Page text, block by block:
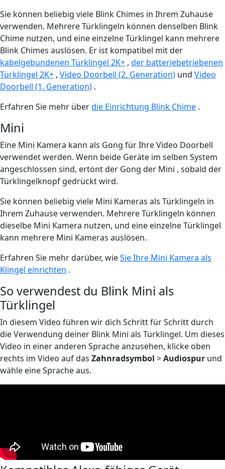
Sie können beliebig viele Blink Chimes in Ihrem Zuhause
verwenden. Mehrere Türklingeln können denselben Blink
Chime nutzen, und eine einzelne Türklingel kann mehrere
Blink Chimes auslösen. Er ist kompatibel mit der
kabelgebundenen Türklingel 2K+ , der batteriebetriebenen
Türklingel 2K+ , Video Doorbell (2. Generation) und Video
Doorbell (1. Generation) .
Erfahren Sie mehr überdie Einrichtung Blink Chime .
Mini
Eine Mini Kamera kann als Gong für Ihre Video Doorbell
verwendet werden. Wenn beide Geräte im selben System
angeschlossen sind, ertönt der Gong der Mini , sobald der
Türklingelknopf gedrückt wird.
Sie können beliebig viele Mini Kameras als Türklingeln in
Ihrem Zuhause verwenden. Mehrere Türklingeln können
dieselbe Mini Kamera nutzen, und eine einzelne Türklingel
kann mehrere Mini Kameras auslösen.
Erfahren Sie mehr darüber, wieSie Ihre Mini Kamera als
Klingel einrichten .
So verwendest du Blink Mini als
Türklingel
In diesem Video führen wir dich Schritt für Schritt durch
die Verwendung deiner Blink Mini als Türklingel. Um dieses
Video in einer anderen Sprache anzusehen, klicke oben
rechts im Video auf das Zahnradsymbol >Audiospur und
wähle eine Sprache aus.